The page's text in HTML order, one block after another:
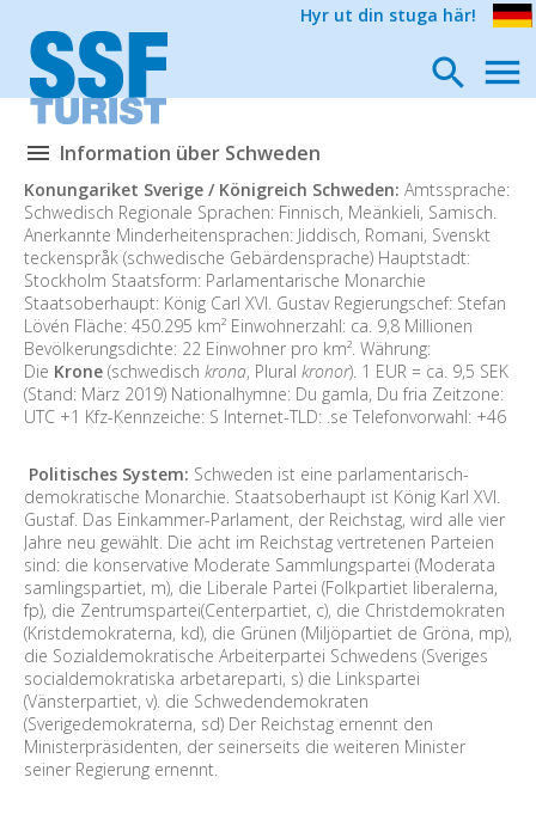
Hyr ut din stuga här!
Information über Schweden
Konungariket Sverige / Königreich Schweden: Amtssprache:
Schwedisch Regionale Sprachen: Finnisch, Meänkieli, Samisch.
Anerkannte Minderheitensprachen: Jiddisch, Romani, Svenskt
teckenspråk (schwedische Gebärdensprache) Hauptstadt:
Stockholm Staatsform: Parlamentarische Monarchie
Staatsoberhaupt: König Carl XVI. Gustav Regierungschef: Stefan
Lövén Fläche: 450.295 km² Einwohnerzahl: ca. 9,8 Millionen
Bevölkerungsdichte: 22 Einwohner pro km². Währung:
Die Krone (schwedisch krona, Plural kronor). 1 EUR = ca. 9,5 SEK
(Stand: März 2019) Nationalhymne: Du gamla, Du fria Zeitzone:
UTC +1 Kfz-Kennzeiche: S Internet-TLD: .se Telefonvorwahl: +46
Politisches System: Schweden ist eine parlamentarisch-
demokratische Monarchie. Staatsoberhaupt ist König Karl XVI.
Gustaf. Das Einkammer-Parlament, der Reichstag, wird alle vier
Jahre neu gewählt. Die acht im Reichstag vertretenen Parteien
sind: die konservative Moderate Sammlungspartei (Moderata
samlingspartiet, m), die Liberale Partei (Folkpartiet liberalerna,
fp), die Zentrumspartei(Centerpartiet, c), die Christdemokraten
(Kristdemokraterna, kd), die Grünen (Miljöpartiet de Gröna, mp),
die Sozialdemokratische Arbeiterpartei Schwedens (Sveriges
socialdemokratiska arbetareparti, s) die Linkspartei
(Vänsterpartiet, v). die Schwedendemokraten
(Sverigedemokraterna, sd) Der Reichstag ernennt den
Ministerpräsidenten, der seinerseits die weiteren Minister
seiner Regierung ernennt.